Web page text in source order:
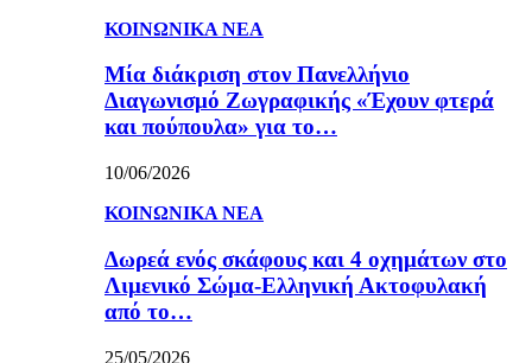
ΚΟΙΝΩΝΙΚΑ ΝΕΑ
Μία διάκριση στον Πανελλήνιο
Διαγωνισμό Ζωγραφικής «Έχουν φτερά
και πούπουλα» για το…
10/06/2026
ΚΟΙΝΩΝΙΚΑ ΝΕΑ
Δωρεά ενός σκάφους και 4 οχημάτων στο
Λιμενικό Σώμα-Ελληνική Ακτοφυλακή
από το…
25/05/2026